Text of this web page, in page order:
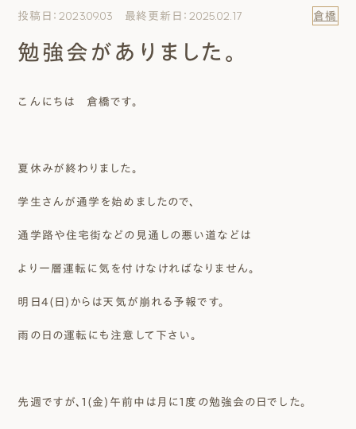
エムズのこと
0120-40-6613
ファーストプランを試す
投稿日：2023.09.03 最終更新日：2025.02.17 倉橋
勉強会がありました。
こんにちは 倉橋です。
夏休みが終わりました。
学生さんが通学を始めましたので、
通学路や住宅街などの見通しの悪い道などは
より一層運転に気を付けなければなりません。
明日4(日)からは天気が崩れる予報です。
雨の日の運転にも注意して下さい。
先週ですが、1(金)午前中は月に1度の勉強会の日でした。